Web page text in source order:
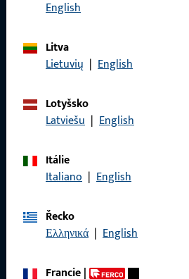
English
Litva
Lietuvių | English
Lotyšsko
Latviešu | English
Itálie
Italiano | English
Řecko
Ελληνικά | English
Francie|
Právní informace